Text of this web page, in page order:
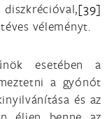
[39]
véleményt.
esetében a
a gyónót
és az